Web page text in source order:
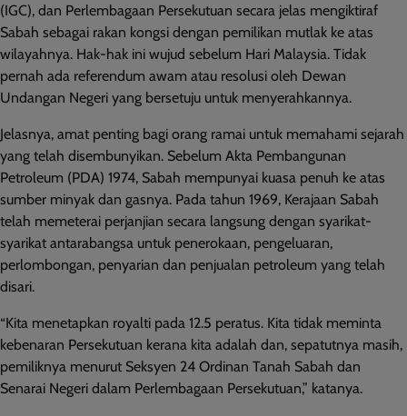
(IGC), dan Perlembagaan Persekutuan secara jelas mengiktiraf
Sabah sebagai rakan kongsi dengan pemilikan mutlak ke atas
wilayahnya. Hak-hak ini wujud sebelum Hari Malaysia. Tidak
pernah ada referendum awam atau resolusi oleh Dewan
Undangan Negeri yang bersetuju untuk menyerahkannya.
Jelasnya, amat penting bagi orang ramai untuk memahami sejarah
yang telah disembunyikan. Sebelum Akta Pembangunan
Petroleum (PDA) 1974, Sabah mempunyai kuasa penuh ke atas
sumber minyak dan gasnya. Pada tahun 1969, Kerajaan Sabah
telah memeterai perjanjian secara langsung dengan syarikat-
syarikat antarabangsa untuk penerokaan, pengeluaran,
perlombongan, penyarian dan penjualan petroleum yang telah
disari.
“Kita menetapkan royalti pada 12.5 peratus. Kita tidak meminta
kebenaran Persekutuan kerana kita adalah dan, sepatutnya masih,
pemiliknya menurut Seksyen 24 Ordinan Tanah Sabah dan
Senarai Negeri dalam Perlembagaan Persekutuan,” katanya.